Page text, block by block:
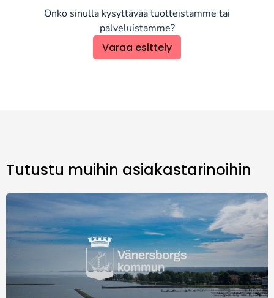
Onko sinulla kysyttävää tuotteistamme tai
palveluistamme?
Varaa esittely
Tutustu muihin asiakastarinoihin